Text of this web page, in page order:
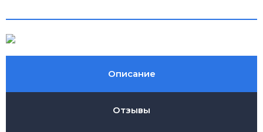
Описание
Отзывы